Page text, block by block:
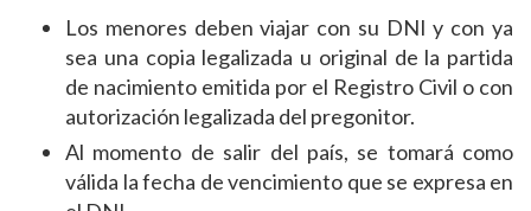
Los menores deben viajar con su DNI y con ya
sea una copia legalizada u original de la partida
de nacimiento emitida por el Registro Civil o con
autorización legalizada del pregonitor.
Al momento de salir del país, se tomará como
válida la fecha de vencimiento que se expresa en